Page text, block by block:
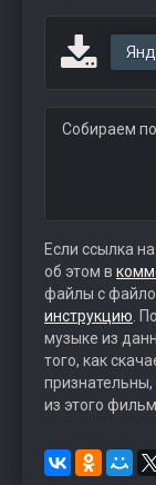
Собираем
Если ссылка
об этом в
файлы с
инструкцию .
музыке из
того, как
из этого